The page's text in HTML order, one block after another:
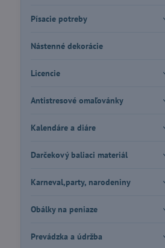
Písacie potreby
Nástenné dekorácie
Licencie
Antistresové omaľovánky
Kalendáre a diáre
Darčekový baliaci materiál
Karneval,party, narodeniny
Obálky na peniaze
Prevádzka a údržba